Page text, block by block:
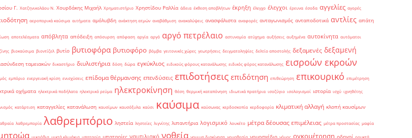
Γ. Χατζηνικολάου Ν. Χουρδάκης Μιχαήλ Χρηματιστήριο Χρηστίδου Ραλλία άδεια έκθεση αποβλήτων έκρηξη έλεγχο έλεγχοι έρευνα έσοδα αγγελίες αγορές
αεροπορικά καύσιμα αιτήματα αμόλυβδη ανάκτηση ατμών αναβάθμιση ανακαλύψεις ανασφάλιστα αναφορές ανταγωνισμός ανταποδοτικά αντλίες απάτη
αποτελέσματα απόβλητα απόδειξη απόσυρση απόφαση αργία αργό αργό πετρέλαιο αστυνομία ατύχημα αυξήσεις αυξημένα αυτοκίνητα αυτόματοι
βιοκαύσιμα βιοντίζελ βυτίο βυτιοφόρα βυτιοφόρο βόμβα γειτονικές χώρες γεωτρήσεις δειγματοληψίες δελτίο αποστολής δεξαμενές δεξαμενή
ταμειακών δικαστήριο διυλιστήρια δόση δώρα εγκύκλιος ειδικούς φόρους κατανάλωσης ειδικός φόρος κατανάλωσης εισροών εκροών
εμπόριο ενεργειακή κρίση ενισχύσεις επίδομα θέρμανσης επενδύσεις επιδοτήσεις επιδότηση επιθεώρηση επικουρικό επιμέτρηση
οχήματα ηλεκτρικά ποδήλατα ηλεκτρικό ρεύμα ηλεκτροκίνηση θέση θερμική καταπόνηση ιδιωτικά πρατήρια ισοζύγιο ισολογισμοί ιστορία ισχύ ιχνηθέτης
κατάρτιση καταγγελίες κατανάλωση καυσίμων καυσόξυλα καύσι καύσιμα καύσωνας κερδοσκοπία κερδοφορία κλιματική αλλαγή κλοπή καυσίμων
λαθρεμπορία λαθρεμπόριο ληστεία ληστείες λιγνίτης λιπαντήρια λογισμικό λουκέτο μέτρα δέουσας επιμέλειας μέτρα προστασίας μαφία
μικρόβια μικτά κλιμάκια μπαταρία ναυτιλιακό νοθεία νομιμη διακίνηση νομοθεσία νόμος ογκομέτρηση ορυκτά